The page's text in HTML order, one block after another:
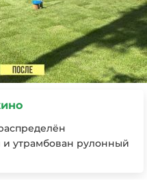
утрамбован рулонный